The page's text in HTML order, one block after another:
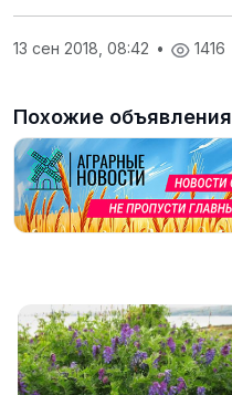
13 сен 2018, 08:42 • 1416
Похожие объявления